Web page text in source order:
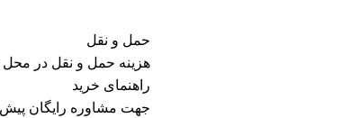
حمل و نقل
هزینه حمل و نقل در
راهنمای خرید
جهت مشاوره رایگان پیش